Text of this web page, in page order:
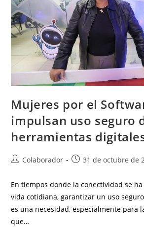
Mujeres por el
impulsan uso seguro
herramientas
Colaborador 31 de octubre de
En tiempos donde la conectividad se
vida cotidiana, garantizar un uso
es una necesidad, especialmente para
que…